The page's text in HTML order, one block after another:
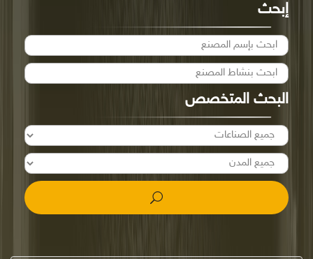
إبحث
البحث المتخصص